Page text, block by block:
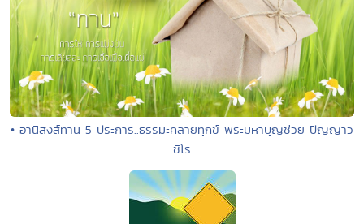
• อานิสงส์ทาน 5 ประการ..ธรรมะคลายทุกข์ พระมหาบุญช่วย ปัญญาว
ชิโร